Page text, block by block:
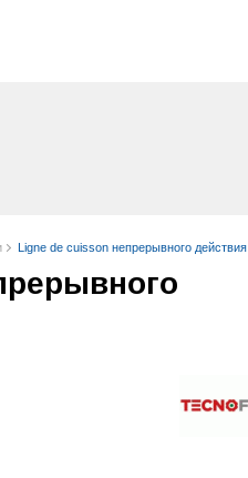
Ligne de cuisson непрерывного действия